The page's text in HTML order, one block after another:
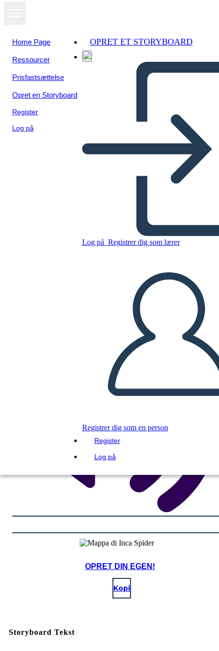
Home Page
Ressourcer
Prisfastsættelse
Opret en Storyboard
Register
Log på
OPRET ET STORYBOARD
Log på Registrer dig som lærer
Registrer dig som en person
Register
Log på
Mappa di Inca Spider
LAVE ET STORYBOARD
AFSPIL DIASSHOW
LÆS FOR MIG
OPRET DIN EGEN!
Kopi
Storyboard Tekst